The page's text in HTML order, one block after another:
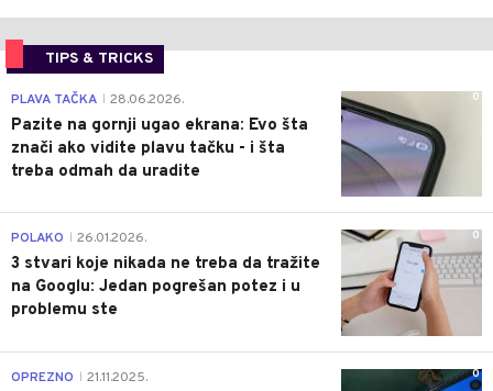
TIPS & TRICKS
0
PLAVA TAČKA 28.06.2026.
Pazite na gornji ugao ekrana: Evo šta
znači ako vidite plavu tačku - i šta
treba odmah da uradite
0
POLAKO 26.01.2026.
3 stvari koje nikada ne treba da tražite
na Googlu: Jedan pogrešan potez i u
problemu ste
0
OPREZNO 21.11.2025.